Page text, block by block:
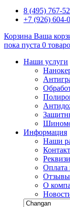
8 (495) 767-
+7 (926) 604-
Корзина Ваша
пока пуста 0
Наши услуги
Информация
Наши
Оплата
Отзывы
О